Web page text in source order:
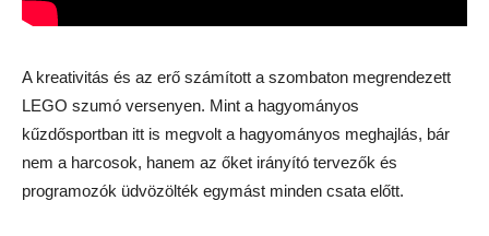
A kreativitás és az erő számított a szombaton megrendezett
LEGO szumó versenyen. Mint a hagyományos
kűzdősportban itt is megvolt a hagyományos meghajlás, bár
nem a harcosok, hanem az őket irányító tervezők és
programozók üdvözölték egymást minden csata előtt.